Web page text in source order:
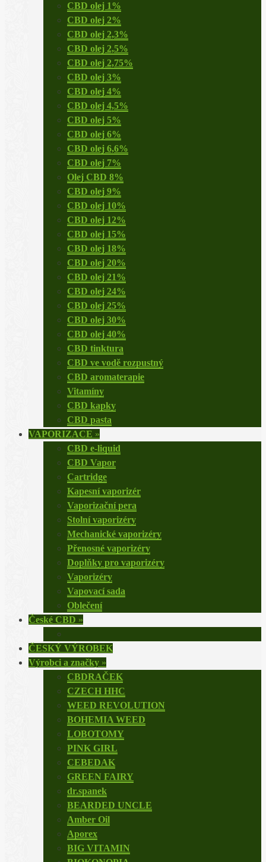
CBD olej 1%
CBD olej 2%
CBD olej 2,3%
CBD olej 2,5%
CBD olej 2,75%
CBD olej 3%
CBD olej 4%
CBD olej 4,5%
CBD olej 5%
CBD olej 6%
CBD olej 6,6%
CBD olej 7%
Olej CBD 8%
CBD olej 9%
CBD olej 10%
CBD olej 12%
CBD olej 15%
CBD olej 18%
CBD olej 20%
CBD olej 21%
CBD olej 24%
CBD olej 25%
CBD olej 30%
CBD olej 40%
CBD tinktura
CBD ve vodě rozpustný
CBD aromaterapie
Vitamíny
CBD kapky
CBD pasta
VAPORIZACE »
CBD e-liquid
CBD Vapor
Cartridge
Kapesní vaporizér
Vaporizační pera
Stolní vaporizéry
Mechanické vaporizéry
Přenosné vaporizéry
Doplňky pro vaporizéry
Vaporizéry
Vapovací sada
Oblečení
České CBD »
ČESKÝ VÝROBEK
Výrobci a značky »
CBDRAČEK
CZECH HHC
WEED REVOLUTION
BOHEMIA WEED
LOBOTOMY
PINK GIRL
CEBEDAK
GREEN FAIRY
dr.spanek
BEARDED UNCLE
Amber Oil
Aporex
BIG VITAMIN